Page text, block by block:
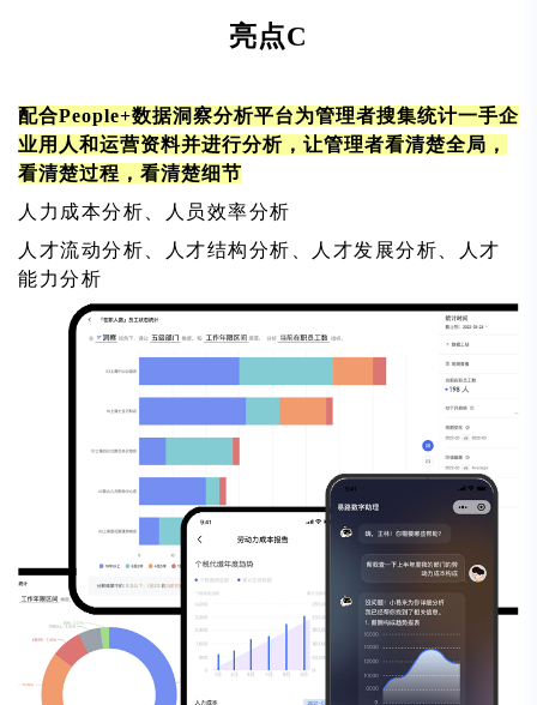
亮点C
配合People+数据洞察分析平台为管理者搜集统计一手企
业用人和运营资料并进行分析，让管理者看清楚全局，
看清楚过程，看清楚细节
人力成本分析、人员效率分析
人才流动分析、人才结构分析、人才发展分析、人才
能力分析